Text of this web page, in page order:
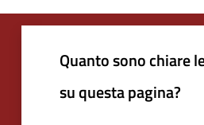
Quanto sono chiare
su questa pagina?